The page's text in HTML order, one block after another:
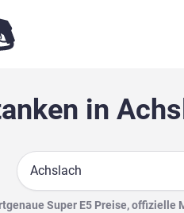
in
Suche
Super E5 Preise, offizielle